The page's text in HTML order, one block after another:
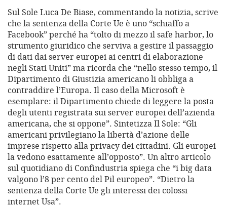
Sul Sole Luca De Biase, commentando la notizia, scrive
che la sentenza della Corte Ue è uno “schiaffo a
Facebook” perché ha “tolto di mezzo il safe harbor, lo
strumento giuridico che serviva a gestire il passaggio
di dati dai server europei ai centri di elaborazione
negli Stati Uniti” ma ricorda che “nello stesso tempo, il
Dipartimento di Giustizia americano li obbliga a
contraddire l’Europa. Il caso della Microsoft è
esemplare: il Dipartimento chiede di leggere la posta
degli utenti registrata sui server europei dell’azienda
americana, che si oppone”. Sintetizza Il Sole: “Gli
americani privilegiano la libertà d’azione delle
imprese rispetto alla privacy dei cittadini. Gli europei
la vedono esattamente all’opposto”. Un altro articolo
sul quotidiano di Confindustria spiega che “i big data
valgono l’8 per cento del Pil europeo”. “Dietro la
sentenza della Corte Ue gli interessi dei colossi
internet Usa”.